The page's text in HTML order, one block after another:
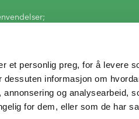
et personlig preg, for å levere
informasjon om
og analysearbeid,
for dem, eller som de har